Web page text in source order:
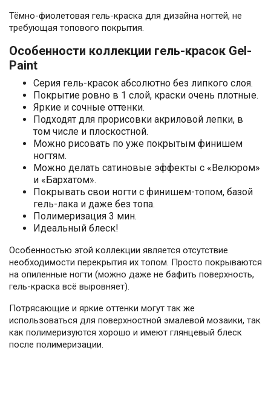
Тёмно-фиолетовая гель-краска для дизайна ногтей, не
требующая топового покрытия.
Особенности коллекции гель-красок Gel-
Paint
Серия гель-красок абсолютно без липкого слоя.
Покрытие ровно в 1 слой, краски очень плотные.
Яркие и сочные оттенки.
Подходят для прорисовки акриловой лепки, в
том числе и плоскостной.
Можно рисовать по уже покрытым финишем
ногтям.
Можно делать сатиновые эффекты с «Велюром»
и «Бархатом».
Покрывать свои ногти с финишем-топом, базой
гель-лака и даже без топа.
Полимеризация 3 мин.
Идеальный блеск!
Особенностью этой коллекции является отсутствие
необходимости перекрытия их топом. Просто покрываются
на опиленные ногти (можно даже не бафить поверхность,
гель-краска всё выровняет).
Потрясающие и яркие оттенки могут так же
использоваться для поверхностной эмалевой мозаики, так
как полимеризуются хорошо и имеют глянцевый блеск
после полимеризации.